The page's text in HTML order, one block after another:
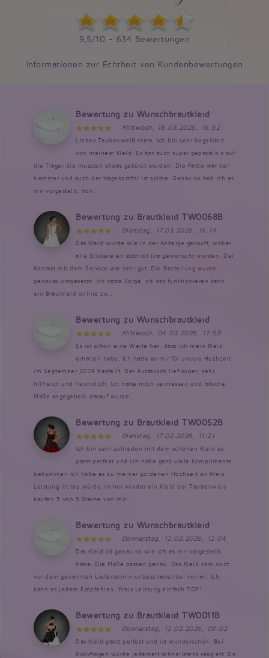
9,5/10 - 634 Bewertungen
Informationen zur Echtheit von Kundenbewertungen
Bewertung zu Wunschbrautkleid
Mittwoch, 18.03.2026, 16:52
Liebes Taubenweiß team, Ich bin sehr begeistert
von meinem Kleid. Es hat auch super gepasst bis auf
die Träger die mussten etwas gekürzt werden. Die Farbe war der
Hammer und auch der tragekomfor ist spitze. Genau so hab ich es
mir vorgestellt. Von...
Bewertung zu Brautkleid TW0068B
Dienstag, 17.03.2026, 16:14
Das Kleid wurde wie in der Anzeige gekauft, wobei
alle Stickereien statt rot lila gewünscht wurden. Der
Kontakt mit dem Service war sehr gut. Die Bestellung wurde
genauso umgesetzt. Ich hatte Sorge, ob das funktionieren kann,
ein Brautkleid online zu...
Bewertung zu Wunschbrautkleid
Mittwoch, 04.03.2026, 17:58
Es ist schon eine Weile her, dass ich mein Kleid
erhalten habe. Ich hatte es mir für unsere Hochzeit
im September 2024 bestellt. Der Austausch lief super, sehr
hilfreich und freundlich. Ich hatte mich vermessen und falsche
Maße angegeben, darauf wurde...
Bewertung zu Brautkleid TW0052B
Dienstag, 17.02.2026, 11:21
Ich bin sehr zufrieden mit dem schönen Kleid es
passt perfekt und ich habe ganz viele Komplimente
bekommen Ich hatte es zu meiner goldenen Hochzeit an Preis
Leistung ist top würde immer wieder ein Kleid bei Taubenweis
kaufen 5 von 5 Sterne von mir...
Bewertung zu Wunschbrautkleid
Donnerstag, 12.02.2026, 12:04
Das Kleid ist genau so wie ich es mir vorgestellt
habe. Die Maße passen genau. Das Kleid kam noch
vor dem genannten Liefertermin unbeschadet bei mir an. Ich
kann es jedem Empfehlen. Preis Leistung einfach TOP!
Bewertung zu Brautkleid TW0011B
Donnerstag, 12.02.2026, 09:02
Das Kleid passt perfekt und ist wunderschön. Bei
Rückfragen wurde jederzeit schnellstens reagiert. Da